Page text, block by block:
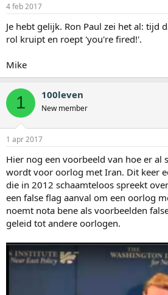
4 feb 2017
Je hebt gelijk. Ron Paul zei het al: tijd
rol kruipt en roept 'you're fired!'.
Mike
1 100leven
New member
1 apr 2017
Hier nog een voorbeeld van hoe er al
wordt voor oorlog met Iran. Dit keer
die in 2012 schaamteloos spreekt
een false flag aanval om een oorlog
noemt nota bene als voorbeelden
geleid tot andere oorlogen.